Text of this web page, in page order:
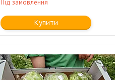
Під замовлення
Купити